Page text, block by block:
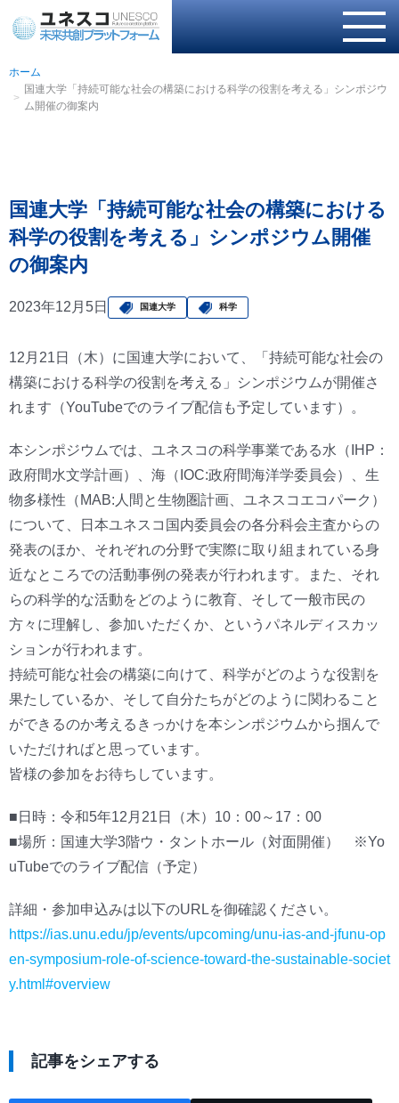
ホーム
国連大学「持続可能な社会の構築における科学の役割を考える」シンポジウ
ム開催の御案内
国連大学「持続可能な社会の構築における
科学の役割を考える」シンポジウム開催
の御案内
2023年12月5日 国連大学 科学
12月21日（木）に国連大学において、「持続可能な社会の
構築における科学の役割を考える」シンポジウムが開催さ
れます（YouTubeでのライブ配信も予定しています）。
本シンポジウムでは、ユネスコの科学事業である水（IHP：
政府間水文学計画）、海（IOC:政府間海洋学委員会）、生
物多様性（MAB:人間と生物圏計画、ユネスコエコパーク）
について、日本ユネスコ国内委員会の各分科会主査からの
発表のほか、それぞれの分野で実際に取り組まれている身
近なところでの活動事例の発表が行われます。また、それ
らの科学的な活動をどのように教育、そして一般市民の
方々に理解し、参加いただくか、というパネルディスカッ
ションが行われます。
持続可能な社会の構築に向けて、科学がどのような役割を
果たしているか、そして自分たちがどのように関わること
ができるのか考えるきっかけを本シンポジウムから掴んで
いただければと思っています。
皆様の参加をお待ちしています。
■日時：令和5年12月21日（木）10：00～17：00
■場所：国連大学3階ウ・タントホール（対面開催） ※Yo
uTubeでのライブ配信（予定）
詳細・参加申込みは以下のURLを御確認ください。
https://ias.unu.edu/jp/events/upcoming/unu-ias-and-jfunu-op
en-symposium-role-of-science-toward-the-sustainable-societ
y.html#overview
記事をシェアする